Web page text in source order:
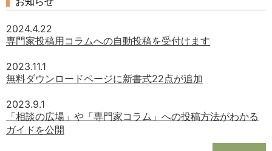
2024.4.22
専門家投稿用コラムへの自動投稿を受付けます
2023.11.1
無料ダウンロードページに新書式22点が追加
2023.9.1
「相談の広場」や「専門家コラム」への投稿方法がわかる
ガイドを公開